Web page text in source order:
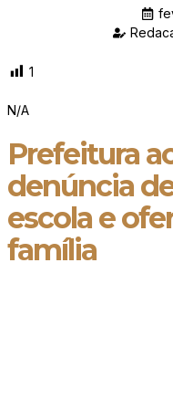
1
N/A
Prefeitura
denúncia
escola e
família